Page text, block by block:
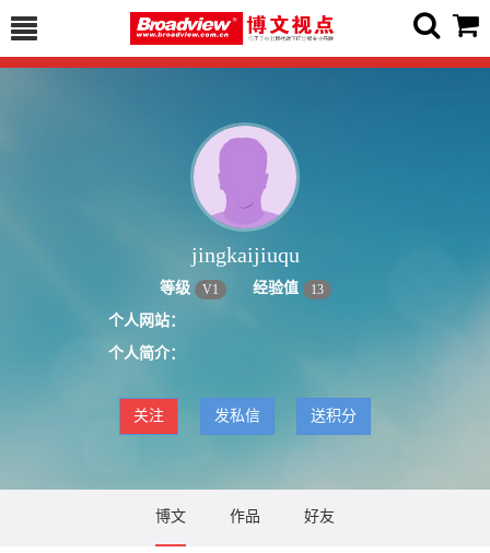
jingkaijiuqu
等级 V1 经验值 13
个人网站：
个人简介：
关注 发私信 送积分
博文 作品 好友